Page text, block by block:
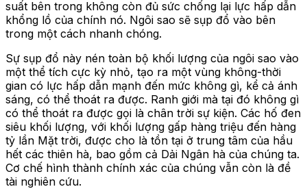
suất bên trong không còn đủ sức chống lại lực hấp dẫn
khổng lồ của chính nó. Ngôi sao sẽ sụp đổ vào bên
trong một cách nhanh chóng.
Sự sụp đổ này nén toàn bộ khối lượng của ngôi sao vào
một thể tích cực kỳ nhỏ, tạo ra một vùng không-thời
gian có lực hấp dẫn mạnh đến mức không gì, kể cả ánh
sáng, có thể thoát ra được. Ranh giới mà tại đó không gì
có thể thoát ra được gọi là chân trời sự kiện. Các hố đen
siêu khối lượng, với khối lượng gấp hàng triệu đến hàng
tỷ lần Mặt trời, được cho là tồn tại ở trung tâm của hầu
hết các thiên hà, bao gồm cả Dải Ngân hà của chúng ta.
Cơ chế hình thành chính xác của chúng vẫn còn là đề
tài nghiên cứu.